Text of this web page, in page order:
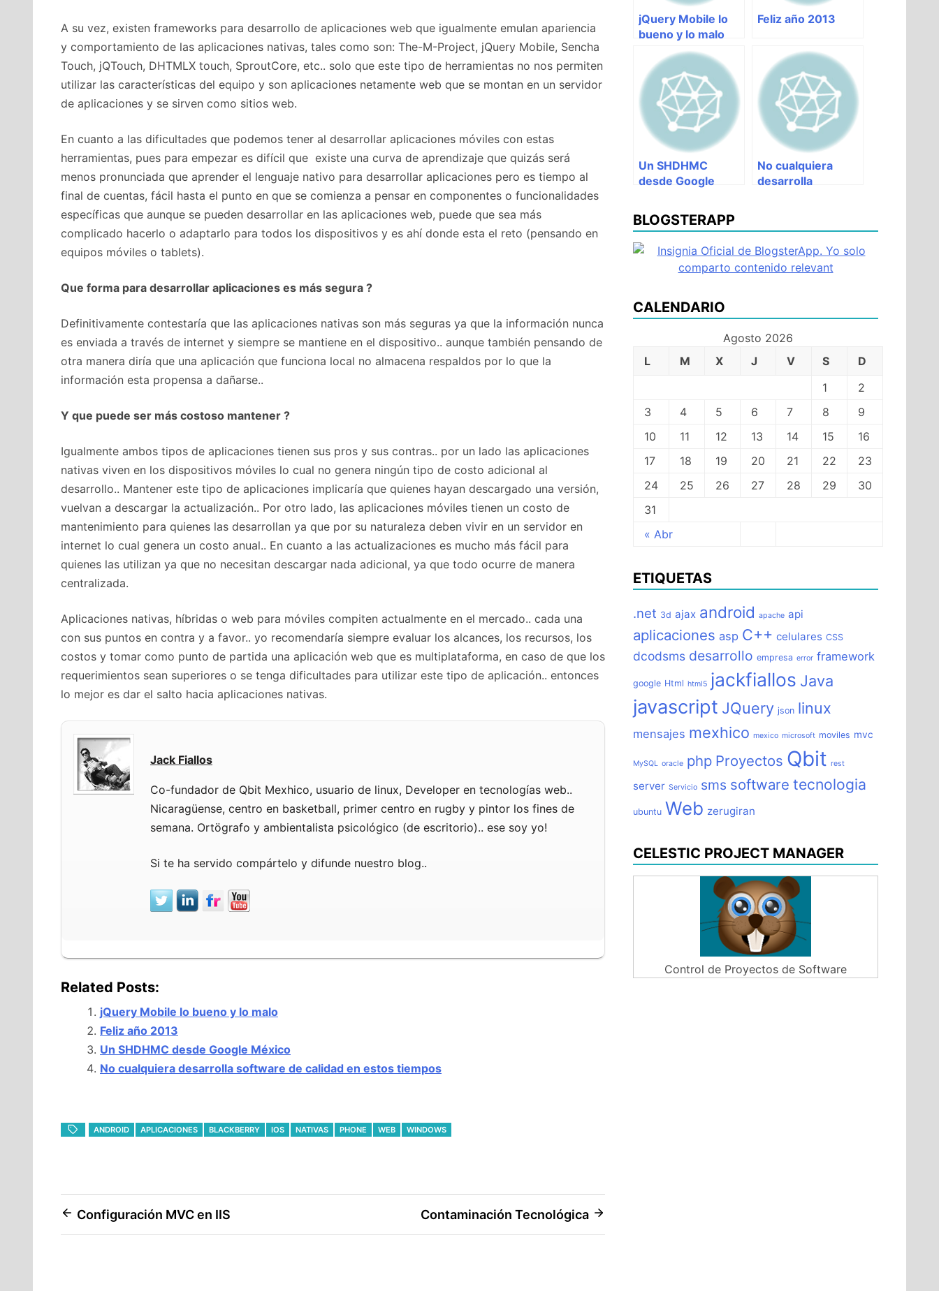
A su vez, existen frameworks para desarrollo de aplicaciones web que igualmente emulan apariencia
y comportamiento de las aplicaciones nativas, tales como son: The-M-Project, jQuery Mobile, Sencha
Touch, jQTouch, DHTMLX touch, SproutCore, etc.. solo que este tipo de herramientas no nos permiten
utilizar las características del equipo y son aplicaciones netamente web que se montan en un servidor
de aplicaciones y se sirven como sitios web.
En cuanto a las dificultades que podemos tener al desarrollar aplicaciones móviles con estas
herramientas, pues para empezar es difícil que existe una curva de aprendizaje que quizás será
menos pronunciada que aprender el lenguaje nativo para desarrollar aplicaciones pero es tiempo al
final de cuentas, fácil hasta el punto en que se comienza a pensar en componentes o funcionalidades
específicas que aunque se pueden desarrollar en las aplicaciones web, puede que sea más
complicado hacerlo o adaptarlo para todos los dispositivos y es ahí donde esta el reto (pensando en
equipos móviles o tablets).
Que forma para desarrollar aplicaciones es más segura ?
Definitivamente contestaría que las aplicaciones nativas son más seguras ya que la información nunca
es enviada a través de internet y siempre se mantiene en el dispositivo.. aunque también pensando de
otra manera diría que una aplicación que funciona local no almacena respaldos por lo que la
información esta propensa a dañarse..
Y que puede ser más costoso mantener ?
Igualmente ambos tipos de aplicaciones tienen sus pros y sus contras.. por un lado las aplicaciones
nativas viven en los dispositivos móviles lo cual no genera ningún tipo de costo adicional al
desarrollo.. Mantener este tipo de aplicaciones implicaría que quienes hayan descargado una versión,
vuelvan a descargar la actualización.. Por otro lado, las aplicaciones móviles tienen un costo de
mantenimiento para quienes las desarrollan ya que por su naturaleza deben vivir en un servidor en
internet lo cual genera un costo anual.. En cuanto a las actualizaciones es mucho más fácil para
quienes las utilizan ya que no necesitan descargar nada adicional, ya que todo ocurre de manera
centralizada.
Aplicaciones nativas, híbridas o web para móviles compiten actualmente en el mercado.. cada una
con sus puntos en contra y a favor.. yo recomendaría siempre evaluar los alcances, los recursos, los
costos y tomar como punto de partida una aplicación web que es multiplataforma, en caso de que los
requerimientos sean superiores o se tenga dificultades para utilizar este tipo de aplicación.. entonces
lo mejor es dar el salto hacia aplicaciones nativas.
Jack Fiallos
Co-fundador de Qbit Mexhico, usuario de linux, Developer en tecnologías web..
Nicaragüense, centro en basketball, primer centro en rugby y pintor los fines de
semana. Ortögrafo y ambientalista psicológico (de escritorio).. ese soy yo!
Si te ha servido compártelo y difunde nuestro blog..
Related Posts:
jQuery Mobile lo bueno y lo malo
Feliz año 2013
Un SHDHMC desde Google México
No cualquiera desarrolla software de calidad en estos tiempos
ANDROID APLICACIONES BLACKBERRY IOS NATIVAS PHONE WEB WINDOWS
Navegación
de
Configuración MVC en IIS Contaminación Tecnológica
jQuery Mobile lo
bueno y lo malo
Feliz año 2013
Un SHDHMC
desde Google
No cualquiera
desarrolla
tiempos
BLOGSTERAPP
CALENDARIO
Agosto 2026
L
M X J V S D
« Abr
1
2
3
4 5 6 7 8
9
10
11 12 13 14 15
16
17
18 19 20 21 22
23
24
25 26 27 28 29
30
31
ETIQUETAS
.net 3d ajax android apache api
aplicaciones asp C++ celulares CSS
dcodsms desarrollo empresa error framework
google Html html5 jackfiallos Java
javascript JQuery json linux
mensajes mexhico mexico microsoft moviles mvc
MySQL oracle php Proyectos Qbit rest
server Servicio sms software tecnologia
ubuntu Web zerugiran
CELESTIC PROJECT MANAGER
Control de Proyectos de Software